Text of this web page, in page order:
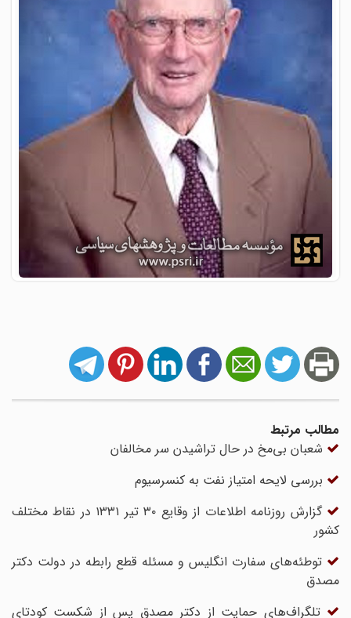
مطالب مرتبط
شعبان بی‌مخ در حال تراشیدن سر مخالفان
بررسی لایحه امتیاز نفت به کنسرسیوم
گزارش روزنامه اطلاعات از وقایع ۳۰ تیر ۱۳۳۱ در نقاط مختلف
کشور
توطئه‌های سفارت انگلیس و مسئله قطع رابطه در دولت دکتر
مصدق
تلگراف‌های حمایت از دکتر مصدق پس از شکست کودتای